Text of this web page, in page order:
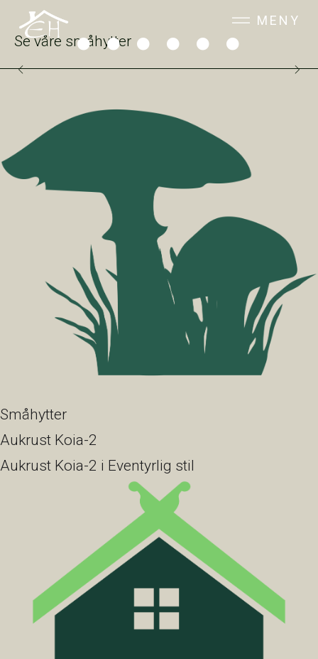
MENY
Se våre småhytter
Småhytter
Aukrust Koia-2
Aukrust Koia-2 i Eventyrlig stil